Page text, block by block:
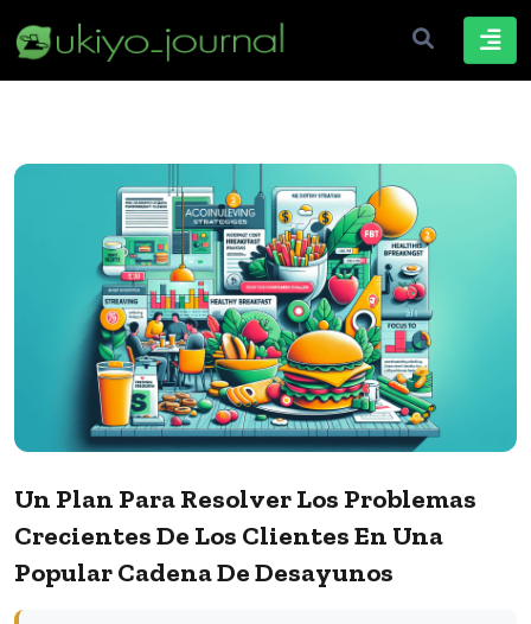
Un Plan Para Resolver Los Problemas
Crecientes De Los Clientes En Una
Popular Cadena De Desayunos